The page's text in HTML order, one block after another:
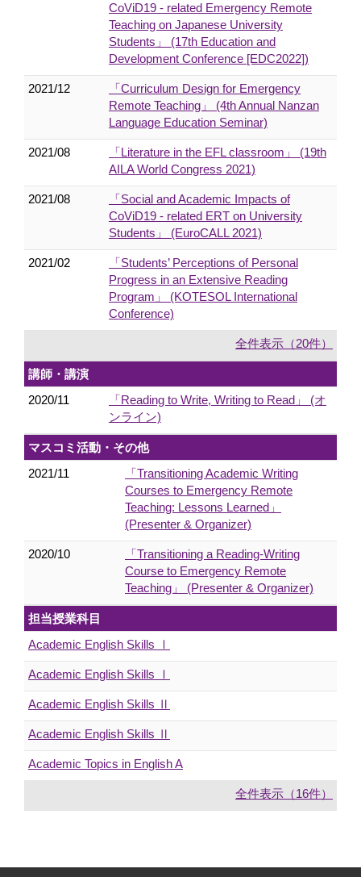
CoViD19 - related Emergency Remote
Teaching on Japanese University
Students」 (17th Education and
Development Conference [EDC2022])
2021/12
「Curriculum Design for Emergency
Remote Teaching」 (4th Annual Nanzan
Language Education Seminar)
2021/08
「Literature in the EFL classroom」 (19th
AILA World Congress 2021)
2021/08
「Social and Academic Impacts of
CoViD19 - related ERT on University
Students」 (EuroCALL 2021)
2021/02
「Students’ Perceptions of Personal
Progress in an Extensive Reading
Program」 (KOTESOL International
Conference)
全件表示（20件）
講師・講演
2020/11
「Reading to Write, Writing to Read」 (オ
ンライン)
マスコミ活動・その他
2021/11
「Transitioning Academic Writing
Courses to Emergency Remote
Teaching: Lessons Learned」
(Presenter & Organizer)
2020/10
「Transitioning a Reading-Writing
Course to Emergency Remote
Teaching」 (Presenter & Organizer)
担当授業科目
Academic English Skills Ⅰ
Academic English Skills Ⅰ
Academic English Skills Ⅱ
Academic English Skills Ⅱ
Academic Topics in English A
全件表示（16件）